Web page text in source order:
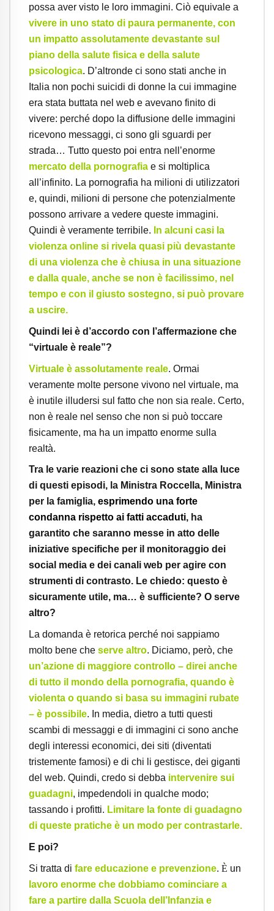
possa aver visto le loro immagini. Ciò equivale a
vivere in uno stato di paura permanente, con
un impatto assolutamente devastante sul
piano della salute fisica e della salute
psicologica. D’altronde ci sono stati anche in
Italia non pochi suicidi di donne la cui immagine
era stata buttata nel web e avevano finito di
vivere: perché dopo la diffusione delle immagini
ricevono messaggi, ci sono gli sguardi per
strada… Tutto questo poi entra nell’enorme
mercato della pornografia e si moltiplica
all’infinito. La pornografia ha milioni di utilizzatori
e, quindi, milioni di persone che potenzialmente
possono arrivare a vedere queste immagini.
Quindi è veramente terribile. In alcuni casi la
violenza online si rivela quasi più devastante
di una violenza che è chiusa in una situazione
e dalla quale, anche se non è facilissimo, nel
tempo e con il giusto sostegno, si può provare
a uscire.
Quindi lei è d’accordo con l’affermazione che
“virtuale è reale”?
Virtuale è assolutamente reale. Ormai
veramente molte persone vivono nel virtuale, ma
è inutile illudersi sul fatto che non sia reale. Certo,
non è reale nel senso che non si può toccare
fisicamente, ma ha un impatto enorme sulla
realtà.
Tra le varie reazioni che ci sono state alla luce
di questi episodi, la Ministra Roccella, Ministra
per la famiglia, esprimendo una forte
condanna rispetto ai fatti accaduti, ha
garantito che saranno messe in atto delle
iniziative specifiche per il monitoraggio dei
social media e dei canali web per agire con
strumenti di contrasto. Le chiedo: questo è
sicuramente utile, ma… è sufficiente? O serve
altro?
La domanda è retorica perché noi sappiamo
molto bene che serve altro. Diciamo, però, che
un’azione di maggiore controllo – direi anche
di tutto il mondo della pornografia, quando è
violenta o quando si basa su immagini rubate
– è possibile. In media, dietro a tutti questi
scambi di messaggi e di immagini ci sono anche
degli interessi economici, dei siti (diventati
tristemente famosi) e di chi li gestisce, dei giganti
del web. Quindi, credo si debba intervenire sui
guadagni, impedendoli in qualche modo;
tassando i profitti. Limitare la fonte di guadagno
di queste pratiche è un modo per contrastarle.
E poi?
Si tratta di fare educazione e prevenzione. È un
lavoro enorme che dobbiamo cominciare a
fare a partire dalla Scuola dell’Infanzia e